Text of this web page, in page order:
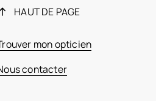
HAUT DE PAGE
mon opticien
contacter